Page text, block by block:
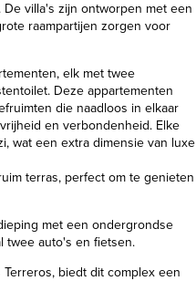
villa's zijn ontworpen met een
raampartijen zorgen voor
elk met twee
Deze appartementen
die naadloos in elkaar
en verbondenheid. Elke
wat een extra dimensie van luxe
terras, perfect om te genieten
met een ondergrondse
twee auto's en fietsen.
biedt dit complex een